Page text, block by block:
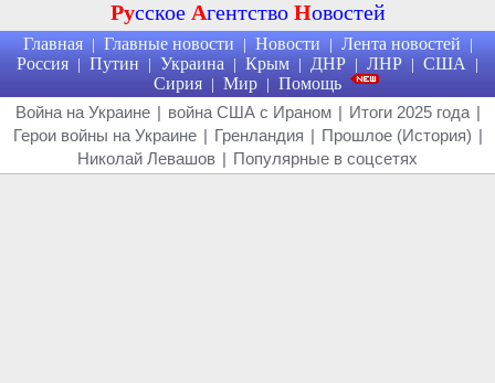
Русское Агентство Новостей
Главная | Главные новости | Новости | Лента новостей |
Россия | Путин | Украина | Крым | ДНР | ЛНР | США |
Сирия | Мир | Помощь
Война на Украине | война США с Ираном | Итоги 2025 года |
Герои войны на Украине | Гренландия | Прошлое (История) |
Николай Левашов | Популярные в соцсетях